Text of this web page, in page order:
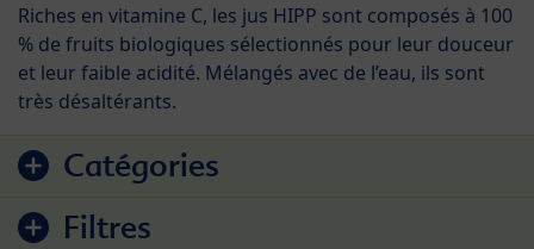
Accéder à la liste des produits
Catégories
Filtres
Riches en vitamine C, les jus HIPP sont composés à 100
% de fruits biologiques sélectionnés pour leur douceur
et leur faible acidité. Mélangés avec de l’eau, ils sont
très désaltérants.